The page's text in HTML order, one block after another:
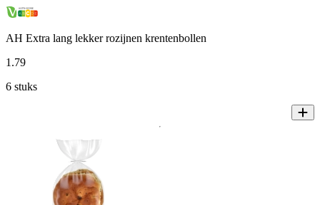
AH Extra lang lekker rozijnen krentenbollen
1 .79
6 stuks